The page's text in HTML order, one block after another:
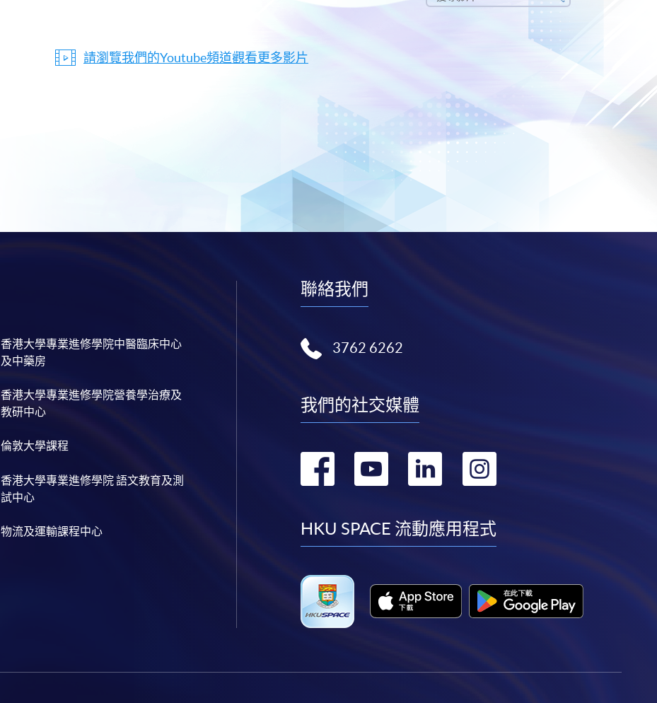
尋
搜
尋
請瀏覽我們的Youtube頻道觀看更多影片
香港大學專業進修學院中醫臨床中心
及中藥房
香港大學專業進修學院營養學治療及
教研中心
倫敦大學課程
香港大學專業進修學院 語文教育及測
試中心
物流及運輸課程中心
聯絡我們
3762 6262
我們的社交媒體
轉
facebook
轉
youtube
轉
linkedin
轉
instagram
HKU SPACE 流動應用程式